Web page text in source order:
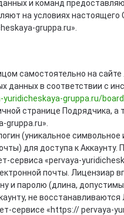
и команд
на условиях
gruppa.ru».
самостоятельно на
данных в соответствии с
yuridicheskaya-gruppa.ru/
странице Подрядчика,
gruppa.ru».
(уникальное символьное
для доступа к Аккаунту.
сервиса «pervaya-
почты. Лицензиар
и паролю (длина,
не
сервисе «https:// pervaya-